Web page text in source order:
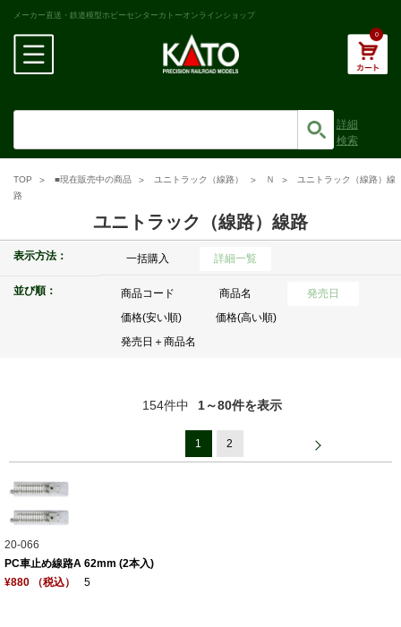
メーカー直送・鉄道模型ホビーセンターカトーオンラインショップ
0
詳細
検索
TOP ■現在販売中の商品 ユニトラック（線路） Ｎ
ユニトラック（線路）線
路
ユニトラック（線路）線路
表示方法： 一括購入 詳細一覧
並び順： 商品コード 商品名
発売日
価格(安い順)
価格(高い順)
発売日＋商品名
154件中 1～80件を表示
1 2
20-066
PC車止め線路A 62mm (2本入)
¥880 （税込）
5